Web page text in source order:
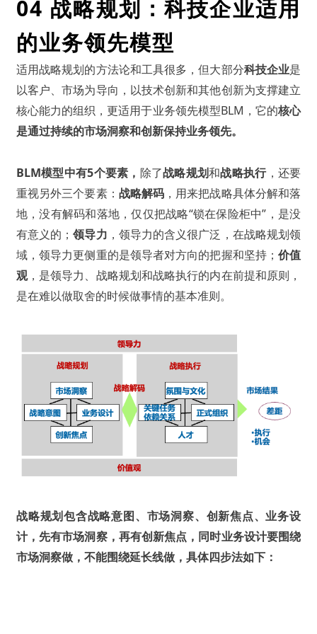
04 战略规划：科技企业适用
的业务领先模型
适用战略规划的方法论和工具很多，但大部分科技企业是
以客户、市场为导向，以技术创新和其他创新为支撑建立
核心能力的组织，更适用于业务领先模型BLM，它的核心
是通过持续的市场洞察和创新保持业务领先。
BLM模型中有5个要素， 除了战略规划和战略执行，还要
重视另外三个要素： 战略解码 ，用来把战略具体分解和落
地，没有解码和落地，仅仅把战略“锁在保险柜中”，是没
有意义的；领导力 ，领导力的含义很广泛，在战略规划领
域，领导力更侧重的是领导者对方向的把握和坚持； 价值
观，是领导力、战略规划和战略执行的内在前提和原则，
是在难以做取舍的时候做事情的基本准则。
战略规划包含战略意图、市场洞察、创新焦点、业务设
计，先有市场洞察，再有创新焦点，同时业务设计要围绕
市场洞察做，不能围绕延长线做，具体四步法如下：